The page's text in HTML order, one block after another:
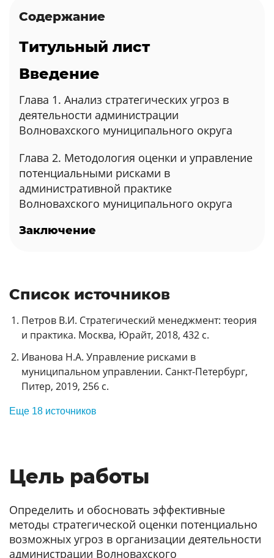
Содержание
Титульный лист
Введение
Глава 1. Анализ стратегических угроз в
деятельности администрации
Волновахского муниципального округа
Глава 2. Методология оценки и управление
потенциальными рисками в
административной практике
Волновахского муниципального округа
Заключение
Список источников
Петров В.И. Стратегический менеджмент: теория
и практика. Москва, Юрайт, 2018, 432 с.
Иванова Н.А. Управление рисками в
муниципальном управлении. Санкт-Петербург,
Питер, 2019, 256 с.
Еще 18 источников
Цель работы
Определить и обосновать эффективные
методы стратегической оценки потенциально
возможных угроз в организации деятельности
администрации Волновахского